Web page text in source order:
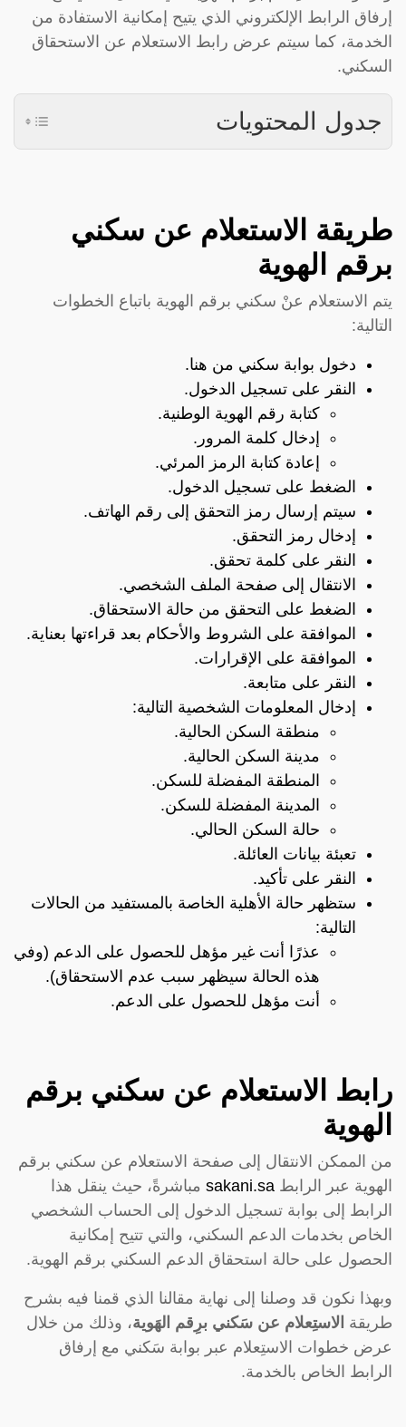
إرفاق الرابط الإلكتروني الذي يتيح إمكانية الاستفادة من
الخدمة، كما سيتم عرض رابط الاستعلام عن الاستحقاق
السكني.
جدول المحتويات
طريقة الاستعلام عن سكني
برقم الهوية
يتم الاستعلام عنْ سكني برقم الهوية باتباع الخطوات
التالية:
دخول بوابة سكني من هنا.
النقر على تسجيل الدخول.
كتابة رقم الهوية الوطنية.
إدخال كلمة المرور.
إعادة كتابة الرمز المرئي.
الضغط على تسجيل الدخول.
سيتم إرسال رمز التحقق إلى رقم الهاتف.
إدخال رمز التحقق.
النقر على كلمة تحقق.
الانتقال إلى صفحة الملف الشخصي.
الضغط على التحقق من حالة الاستحقاق.
الموافقة على الشروط والأحكام بعد قراءتها بعناية.
الموافقة على الإقرارات.
النقر على متابعة.
إدخال المعلومات الشخصية التالية:
منطقة السكن الحالية.
مدينة السكن الحالية.
المنطقة المفضلة للسكن.
المدينة المفضلة للسكن.
حالة السكن الحالي.
تعبئة بيانات العائلة.
النقر على تأكيد.
ستظهر حالة الأهلية الخاصة بالمستفيد من الحالات
التالية:
عذرًا أنت غير مؤهل للحصول على الدعم (وفي
هذه الحالة سيظهر سبب عدم الاستحقاق).
أنت مؤهل للحصول على الدعم.
رابط الاستعلام عن سكني برقم
الهوية
من الممكن الانتقال إلى صفحة الاستعلام عن سكني برقم
الهوية عبر الرابط sakani.sa مباشرةً، حيث ينقل هذا
الرابط إلى بوابة تسجيل الدخول إلى الحساب الشخصي
الخاص بخدمات الدعم السكني، والتي تتيح إمكانية
الحصول على حالة استحقاق الدعم السكني برقم الهوية.
وبهذا نكون قد وصلنا إلى نهاية مقالنا الذي قمنا فيه بشرح
طريقة الاستِعلام عن سَكني برِقم الهَوية، وذلك من خلال
عرض خطوات الاستِعلام عبر بوابة سَكني مع إرفاق
الرابط الخاص بالخدمة.